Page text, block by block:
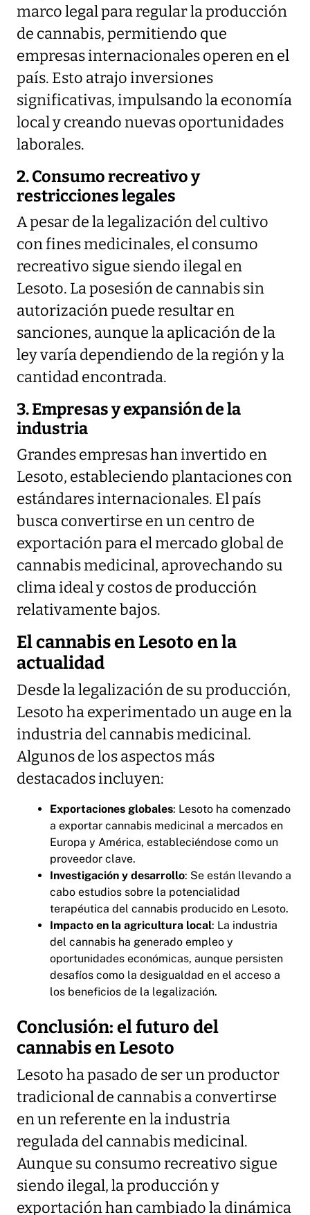
marco legal para regular la producción
de cannabis, permitiendo que
empresas internacionales operen en el
país. Esto atrajo inversiones
significativas, impulsando la economía
local y creando nuevas oportunidades
laborales.
2. Consumo recreativo y
restricciones legales
A pesar de la legalización del cultivo
con fines medicinales, el consumo
recreativo sigue siendo ilegal en
Lesoto. La posesión de cannabis sin
autorización puede resultar en
sanciones, aunque la aplicación de la
ley varía dependiendo de la región y la
cantidad encontrada.
3. Empresas y expansión de la
industria
Grandes empresas han invertido en
Lesoto, estableciendo plantaciones con
estándares internacionales. El país
busca convertirse en un centro de
exportación para el mercado global de
cannabis medicinal, aprovechando su
clima ideal y costos de producción
relativamente bajos.
El cannabis en Lesoto en la
actualidad
Desde la legalización de su producción,
Lesoto ha experimentado un auge en la
industria del cannabis medicinal.
Algunos de los aspectos más
destacados incluyen:
Exportaciones globales: Lesoto ha comenzado
a exportar cannabis medicinal a mercados en
Europa y América, estableciéndose como un
proveedor clave.
Investigación y desarrollo: Se están llevando a
cabo estudios sobre la potencialidad
terapéutica del cannabis producido en Lesoto.
Impacto en la agricultura local: La industria
del cannabis ha generado empleo y
oportunidades económicas, aunque persisten
desafíos como la desigualdad en el acceso a
los beneficios de la legalización.
Conclusión: el futuro del
cannabis en Lesoto
Lesoto ha pasado de ser un productor
tradicional de cannabis a convertirse
en un referente en la industria
regulada del cannabis medicinal.
Aunque su consumo recreativo sigue
siendo ilegal, la producción y
exportación han cambiado la dinámica